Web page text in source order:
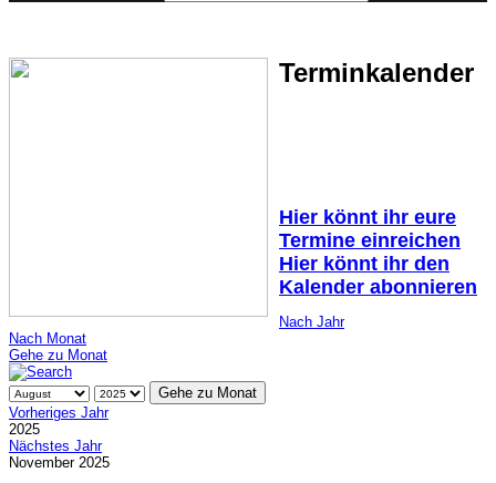
Terminkalender
Hier könnt ihr eure
Termine einreichen
Hier könnt ihr den
Kalender abonnieren
Nach Jahr
Nach Monat
Gehe zu Monat
Gehe zu Monat
Vorheriges Jahr
2025
Nächstes Jahr
November 2025